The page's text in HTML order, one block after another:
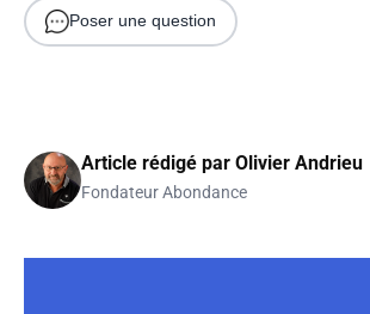
Poser une question
Article rédigé par Olivier Andrieu
Fondateur Abondance